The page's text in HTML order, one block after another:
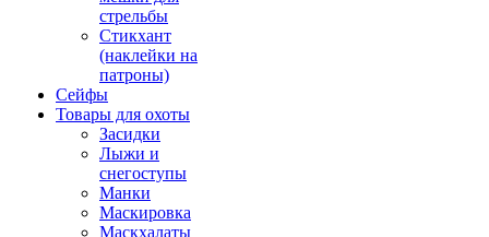
стрельбы
Стикхант
(наклейки на
патроны)
Сейфы
Товары для охоты
Засидки
Лыжи и
снегоступы
Манки
Маскировка
Маскхалаты